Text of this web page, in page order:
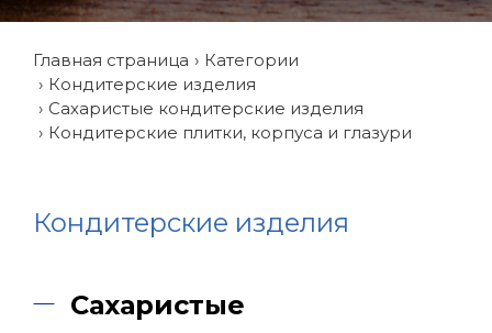
Главная страница
Категории
Кондитерские изделия
Сахаристые кондитерские изделия
Кондитерские плитки, корпуса и глазури
Кондитерские изделия
Сахаристые